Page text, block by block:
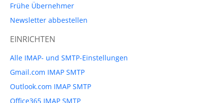
Frühe Übernehmer
Newsletter abbestellen
EINRICHTEN
Alle IMAP- und SMTP-Einstellungen
Gmail.com IMAP SMTP
Outlook.com IMAP SMTP
Office365 IMAP SMTP